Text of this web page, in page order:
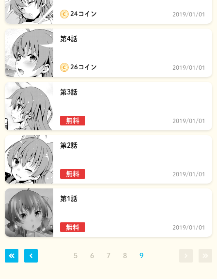
24コイン 2019/01/01
第4話
26コイン 2019/01/01
第3話
無料 2019/01/01
第2話
無料 2019/01/01
第1話
無料 2019/01/01
5 6 7 8 9